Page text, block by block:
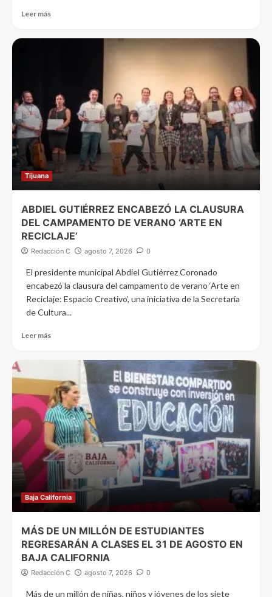
Leer más
Tijuana
ABDIEL GUTIÉRREZ ENCABEZÓ LA CLAUSURA
DEL CAMPAMENTO DE VERANO ‘ARTE EN
RECICLAJE’
Redacción C agosto 7, 2026 0
El presidente municipal Abdiel Gutiérrez Coronado
encabezó la clausura del campamento de verano ‘Arte en
Reciclaje: Espacio Creativo’, una iniciativa de la Secretaría
de Cultura...
Leer más
Baja California
MÁS DE UN MILLÓN DE ESTUDIANTES
REGRESARÁN A CLASES EL 31 DE AGOSTO EN
BAJA CALIFORNIA
Redacción C agosto 7, 2026 0
Más de un millón de niñas, niños y jóvenes de los siete